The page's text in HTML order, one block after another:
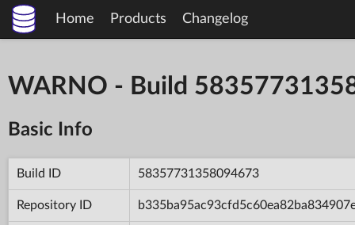
Home Products Changelog
WARNO - Build
Basic Info
Build ID 58357731358094673
Repository ID